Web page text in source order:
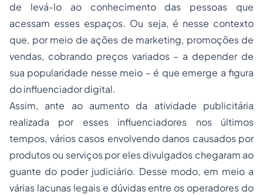
de levá-lo ao conhecimento das pessoas que
acessam esses espaços. Ou seja, é nesse contexto
que, por meio de ações de marketing, promoções de
vendas, cobrando preços variados – a depender de
sua popularidade nesse meio – é que emerge a figura
do influenciador digital.
Assim, ante ao aumento da atividade publicitária
realizada por esses influenciadores nos últimos
tempos, vários casos envolvendo danos causados por
produtos ou serviços por eles divulgados chegaram ao
guante do poder judiciário. Desse modo, em meio a
várias lacunas legais e dúvidas entre os operadores do